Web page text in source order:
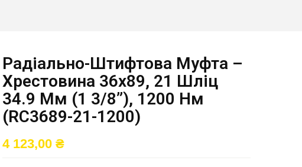
Радіально-Штифтова Муфта –
Хрестовина 36х89, 21 Шліц
34.9 Мм (1 3/8”), 1200 Нм
(RC3689-21-1200)
4 123,00 ₴